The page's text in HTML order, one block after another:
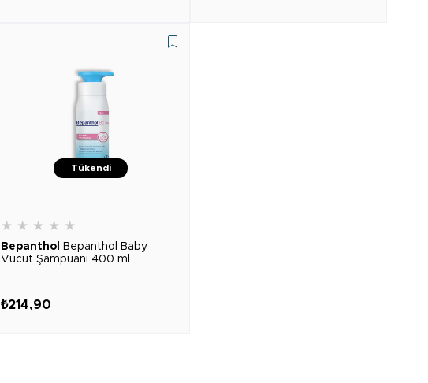
Tükendi
★ ★ ★ ★ ★
Bepanthol
Bepanthol Baby
Vücut Şampuanı 400 ml
₺214,90